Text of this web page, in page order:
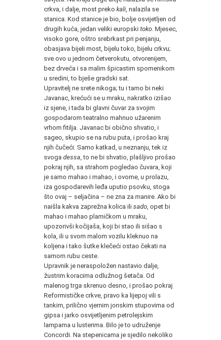
crkva, i dalje, most preko kali , nalazila se
stanica. Kod stanice je bio, bolje osvijetljen od
drugih kuća, jedan veliki europski toko . Mjesec,
visoko gore, oštro srebrkast pri penjanju,
obasjava bijeli most, bijelu toko, bijelu crkvu;
sve ovo u jednom četverokutu, otvorenijem,
bez drveća i sa malim špicastim spomenikom
u sredini, to bješe gradski sat.
Upravitelj ne srete nikoga; tu i tamo bi neki
Javanac, krećući se u mraku, nakratko izišao
iz sjene, i tada bi glavni čuvar za svojim
gospodarom teatralno mahnuo užarenim
vrhom fitilja. Javanac bi obično shvatio, i
sageo, skupio se na rubu puta, i prošao kraj
njih čučeći. Samo katkad, u neznanju, tek iz
svoga dessa , to ne bi shvatio, plašljivo prošao
pokraj njih, sa strahom pogledao čuvara, koji
je samo mahao i mahao, i ovome, u prolazu,
iza gospodarevih leđa uputio psovku, stoga
što ovaj – seljačina – ne zna za manire. Ako bi
naišla kakva zaprežna kolica ili sado , opet bi
mahao i mahao plamičkom u mraku,
upozorivši kočijaša, koji bi stao ili sišao s
kola, ili u svom malom vozilu kleknuo na
koljena i tako šutke klečeći ostao čekati na
samom rubu ceste.
Upravnik je neraspoložen nastavio dalje,
žustrim koracima odlužnog šetača. Od
malenog trga skrenuo desno, i prošao pokraj
Reformističke crkve, pravo ka lijepoj vili s
tankim, prilično vjernim jonskim stupovima od
gipsa i jarko osvijetljenim petrolejskim
lampama u lusterima. Bilo je to udruženje
Concordi. Na stepenicama je sjedilo nekoliko